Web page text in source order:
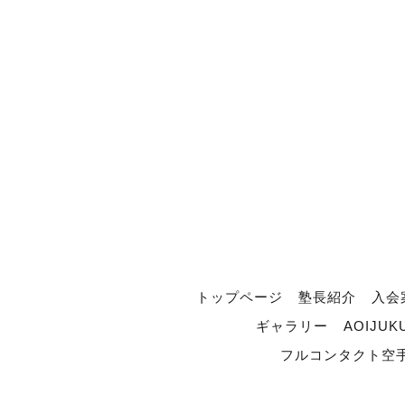
トップページ 塾長紹介
入
ギャラリー
フルコンタクト空